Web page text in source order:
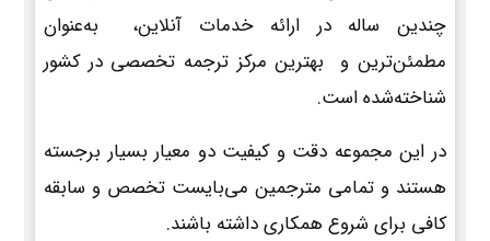
چندین ساله در ارائه خدمات آنلاین، به‌عنوان
مطمئن‌ترین و بهترین مرکز ترجمه تخصصی در کشور
شناخته‌شده است.
در این مجموعه دقت و کیفیت دو معیار بسیار برجسته
هستند و تمامی مترجمین می‌بایست تخصص و سابقه
کافی برای شروع همکاری داشته باشند.